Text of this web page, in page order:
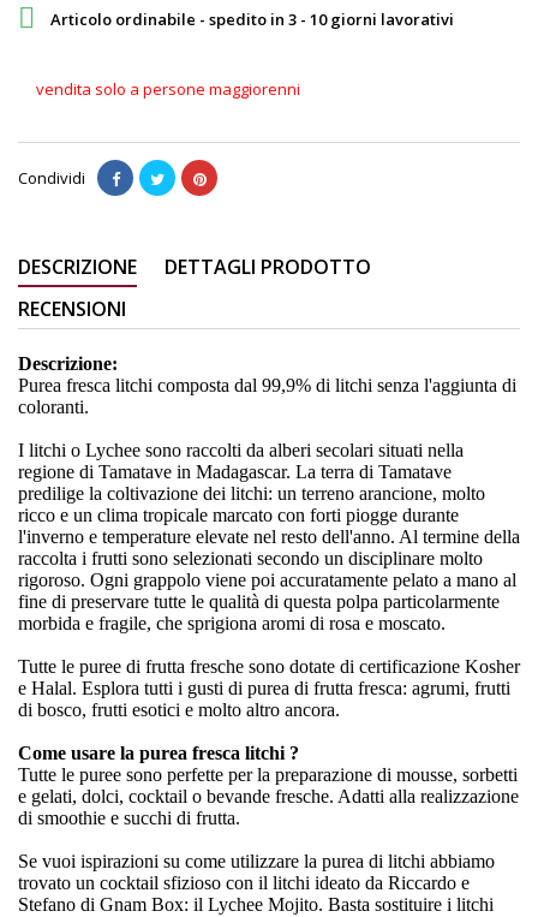
 Articolo ordinabile - spedito in 3 - 10 giorni lavorativi
vendita solo a persone maggiorenni
Condividi
DESCRIZIONE
DETTAGLI PRODOTTO
RECENSIONI
Descrizione:
Purea fresca litchi composta dal 99,9% di litchi senza l'aggiunta di
coloranti.
I litchi o Lychee sono raccolti da alberi secolari situati nella
regione di Tamatave in Madagascar. La terra di Tamatave
predilige la coltivazione dei litchi: un terreno arancione, molto
ricco e un clima tropicale marcato con forti piogge durante
l'inverno e temperature elevate nel resto dell'anno. Al termine della
raccolta i frutti sono selezionati secondo un disciplinare molto
rigoroso. Ogni grappolo viene poi accuratamente pelato a mano al
fine di preservare tutte le qualità di questa polpa particolarmente
morbida e fragile, che sprigiona aromi di rosa e moscato.
Tutte le puree di frutta fresche sono dotate di certificazione Kosher
e Halal. Esplora tutti i gusti di purea di frutta fresca: agrumi, frutti
di bosco, frutti esotici e molto altro ancora.
Come usare la purea fresca litchi ?
Tutte le puree sono perfette per la preparazione di mousse, sorbetti
e gelati, dolci, cocktail o bevande fresche. Adatti alla realizzazione
di smoothie e succhi di frutta.
Se vuoi ispirazioni su come utilizzare la purea di litchi abbiamo
trovato un cocktail sfizioso con il litchi ideato da Riccardo e
Stefano di Gnam Box: il Lychee Mojito. Basta sostituire i litchi